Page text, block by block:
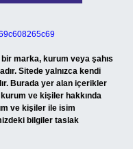
marka, kurum veya şahıs
Sitede yalnızca kendi
Burada yer alan içerikler
ve kişiler hakkında
ve kişiler ile isim
bilgiler taslak